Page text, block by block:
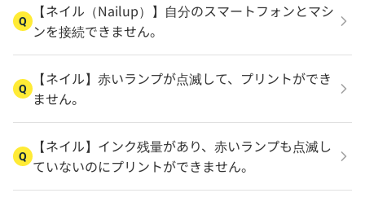
Q
【ネイル（Nailup）】自分のスマートフォンとマシ
ンを接続できません。
Q
【ネイル】赤いランプが点滅して、プリントができ
ません。
Q
【ネイル】インク残量があり、赤いランプも点滅し
ていないのにプリントができません。